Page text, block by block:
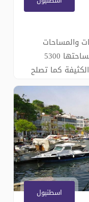
والمساحات
الطبيعية في اسطنبول التي تبلغ مساحتها 5300
كما تصلح
الغابات أهم مكان
والغني
بين الأشجار
اسطنبول